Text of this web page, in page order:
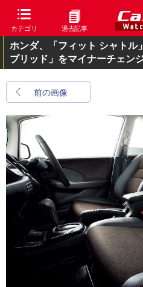
カテゴリ 過去記事
ホンダ、「フィット シャトル
ブリッド」をマイナーチェン
前の画像